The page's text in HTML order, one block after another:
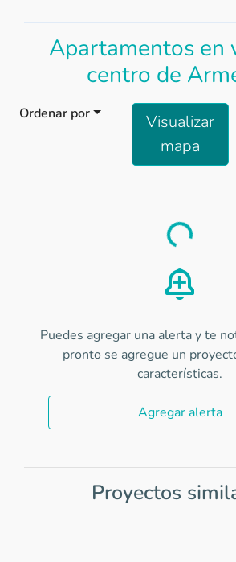
Apartamentos en
centro de
Ordenar por
Visualizar
mapa
Load
Puedes agregar una alerta y te
pronto se agregue un
características.
Agregar alerta
Proyectos